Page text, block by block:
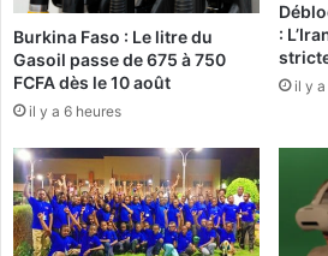
O
u
a
n
g
a
o
u
a
Burkina Faso : Le litre du
Gasoil passe de 675 à 750
FCFA dès le 10 août
il y a 6 heures
:
il y